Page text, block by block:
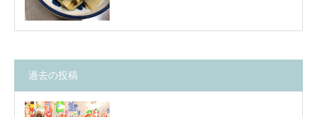
過去の投稿